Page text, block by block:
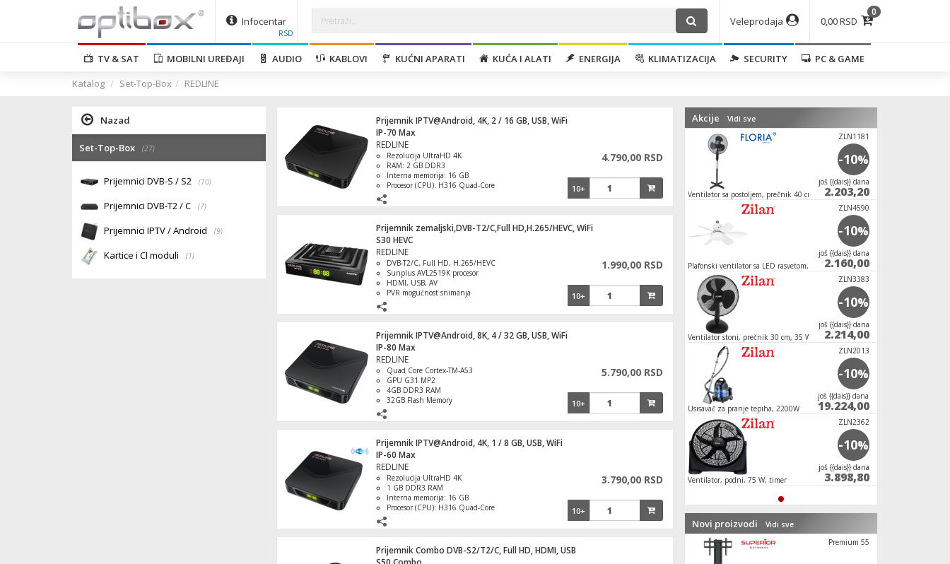
Infocentar
RSD
0,00 RSD
0
Veleprodaja
TV & SAT MOBILNI UREĐAJI AUDIO KABLOVI KUĆNI APARATI KUĆA I ALATI ENERGIJA KLIMATIZACIJA SECURITY
PC & GAME
Katalog
Set-Top-Box REDLINE
Nazad
Set-Top-Box (27)
Prijemnici DVB-S / S2 (10)
Prijemnici DVB-T2 / C (7)
Prijemnici IPTV / Android (9)
Kartice i CI moduli (1)
Prijemnik IPTV@Android, 4K, 2 / 16 GB, USB, WiFi
IP-70 Max
REDLINE
Rezolucija UltraHD 4K
RAM: 2 GB DDR3
Interna memorija: 16 GB
Procesor (CPU): H316 Quad-Core
HDMI 2.0, 4K 2K video izlaz
4.790,00 RSD
10+
Prijemnik zemaljski,DVB-T2/C,Full HD,H.265/HEVC, WiFi
S30 HEVC
REDLINE
DVB-T2/C, Full HD, H.265/HEVC
Sunplus AVL2519K procesor
HDMI, USB, AV
PVR mogućnost snimanja
1.990,00 RSD
10+
Prijemnik IPTV@Android, 8K, 4 / 32 GB, USB, WiFi
IP-80 Max
REDLINE
Quad Core Cortex-TM-A53
GPU G31 MP2
4GB DDR3 RAM
32GB Flash Memory
5.790,00 RSD
10+
Prijemnik IPTV@Android, 4K, 1 / 8 GB, USB, WiFi
IP-60 Max
REDLINE
Rezolucija UltraHD 4K
1 GB DDR3 RAM
Interna memorija: 16 GB
Procesor (CPU): H316 Quad-Core
HDMI 2.0, 4K 2K video izlaz
3.790,00 RSD
10+
Prijemnik Combo DVB-S2/T2/C, Full HD, HDMI, USB
Akcije Vidi sve
Ventilator sa postoljem, prečnik 40 cm, 40 W,
ZLN1181
-10%
јoš {{dais}} dana
2.203,20
Plafonski ventilator sa LED rasvetom, E27, 15W
ZLN4590
-10%
јoš {{dais}} dana
2.160,00
Ventilator stoni, prečnik 30 cm, 35 W
ZLN3383
-10%
јoš {{dais}} dana
2.214,00
Usisavač za pranje tepiha, 2200W
ZLN2013
-10%
јoš {{dais}} dana
19.224,00
Ventilator, podni, 75 W, timer
ZLN2362
-10%
јoš {{dais}} dana
3.898,80
Novi proizvodi Vidi sve
Premium 55